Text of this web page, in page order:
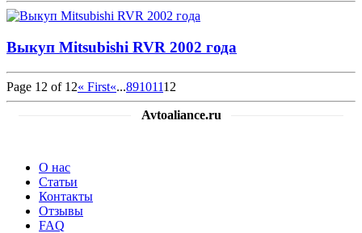
Выкуп Mitsubishi RVR 2002 года
Page 12 of 12« First«...89101112
Avtoaliance.ru
О нас
Статьи
Контакты
Отзывы
FAQ